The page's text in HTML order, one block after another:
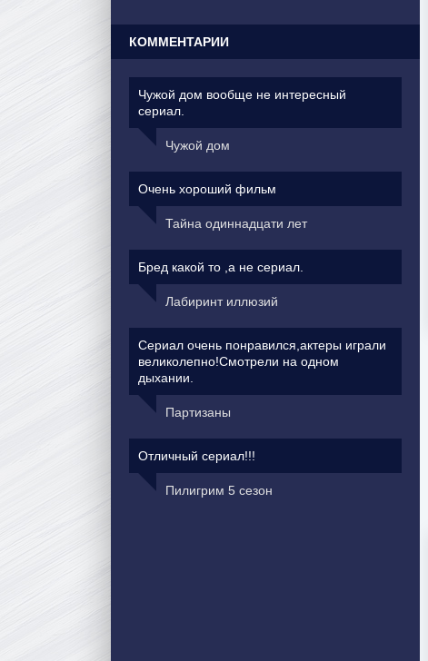
КОММЕНТАРИИ
Чужой дом вообще не интересный
сериал.
Чужой дом
Очень хороший фильм
Тайна одиннадцати лет
Бред какой то ,а не сериал.
Лабиринт иллюзий
Сериал очень понравился,актеры играли
великолепно!Смотрели на одном
дыхании.
Партизаны
Отличный сериал!!!
Пилигрим 5 сезон